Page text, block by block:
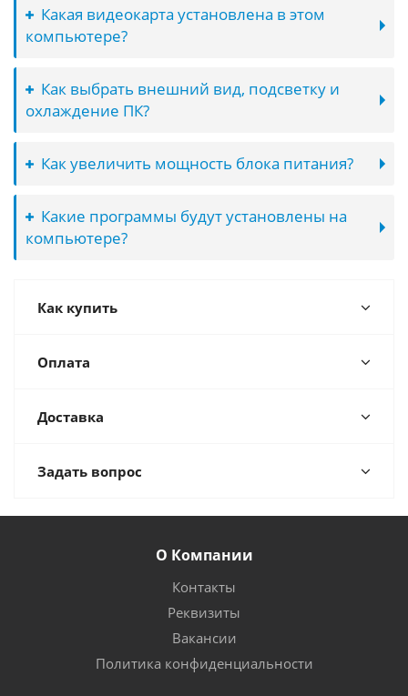
Какая видеокарта установлена в этом
компьютере?
Как выбрать внешний вид, подсветку и
охлаждение ПК?
Как увеличить мощность блока питания?
Какие программы будут установлены на
компьютере?
Как купить
Оплата
Доставка
Задать вопрос
О Компании
Контакты
Реквизиты
Вакансии
Политика конфиденциальности